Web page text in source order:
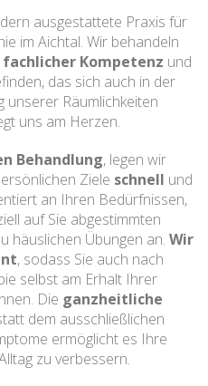
ausgestattete Praxis für
im Aichtal. Wir behandeln
Kompetenz und
das sich auch in der
Räumlichkeiten
uns am Herzen.
Behandlung, legen wir
Ziele schnell und
an Ihren Bedürfnissen,
auf Sie abgestimmten
häuslichen Übungen an. Wir
, sodass Sie auch nach
selbst am Erhalt Ihrer
Die ganzheitliche
dem ausschließlichen
ermöglicht es Ihre
zu verbessern.